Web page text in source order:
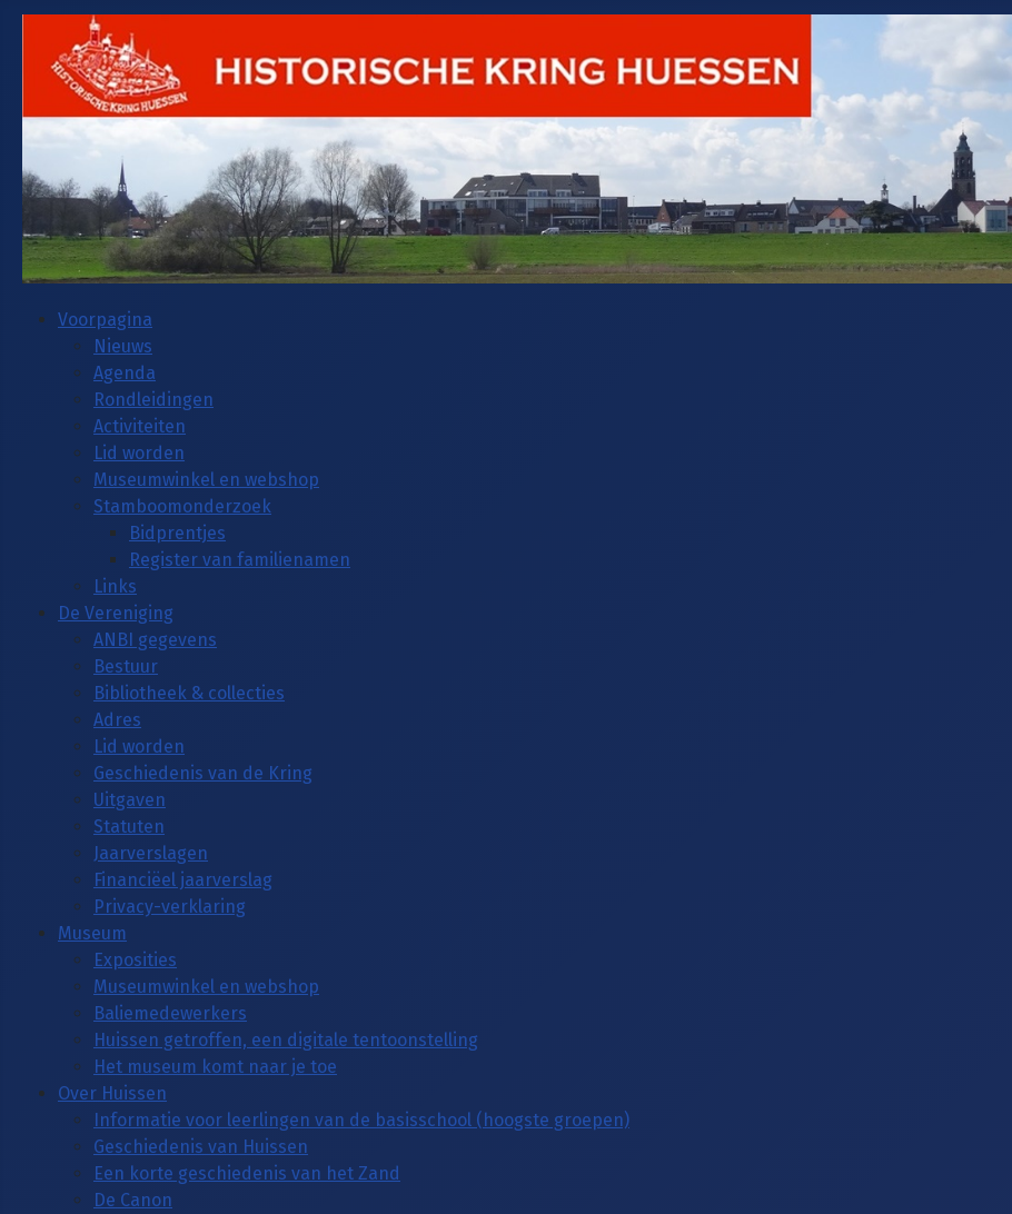
Voorpagina
Nieuws
Agenda
Rondleidingen
Activiteiten
Lid worden
Museumwinkel en webshop
Stamboomonderzoek
Bidprentjes
Register van familienamen
Links
De Vereniging
ANBI gegevens
Bestuur
Bibliotheek & collecties
Adres
Lid worden
Geschiedenis van de Kring
Uitgaven
Statuten
Jaarverslagen
Financiëel jaarverslag
Privacy-verklaring
Museum
Exposities
Museumwinkel en webshop
Baliemedewerkers
Huissen getroffen, een digitale tentoonstelling
Het museum komt naar je toe
Over Huissen
Informatie voor leerlingen van de basisschool (hoogste groepen)
Geschiedenis van Huissen
Een korte geschiedenis van het Zand
De Canon